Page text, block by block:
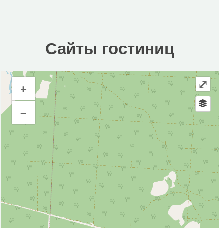
Сайты гостиниц
Сайты гостиниц
Инфраструктура
Автозаправочная станция (3)
Автопарковка (3)
Аппартаменты (1)
Аптека (4)
Банк (3)
Банкомат (2)
Водонапорная башня (1)
Кафе (3)
Магазин (41)
Мотель (1)
+
–
⤢